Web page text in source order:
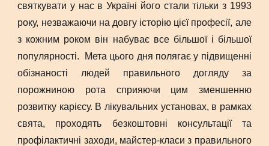
святкувати у нас в Україні його стали тільки з 1993
року, незважаючи на довгу історію цієї професії, але
з кожним роком він набуває все більшої і більшої
популярності. Мета цього дня полягає у підвищенні
обізнаності людей правильного догляду за
порожниною рота сприяючи цим зменшенню
розвитку карієсу. В лікувальних установах, в рамках
свята, проходять безкоштовні консультації та
профілактичні заходи, майстер-класи з правильного